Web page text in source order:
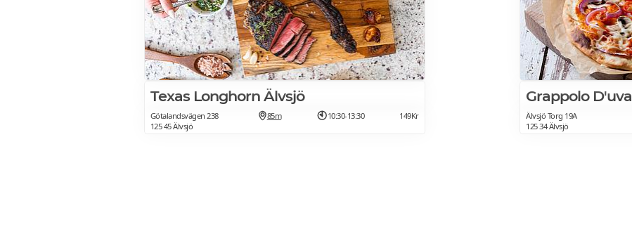
Texas Longhorn Älvsjö
Götalandsvägen 238
125 45 Älvsjö
85m 10:30-13:30 149Kr
Grappolo D'uva
Älvsjö Torg 19A
125 34 Älvsjö